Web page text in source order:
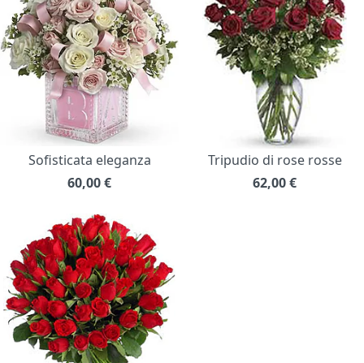
Sofisticata eleganza
60,00€
Tripudio di rose rosse
62,00€